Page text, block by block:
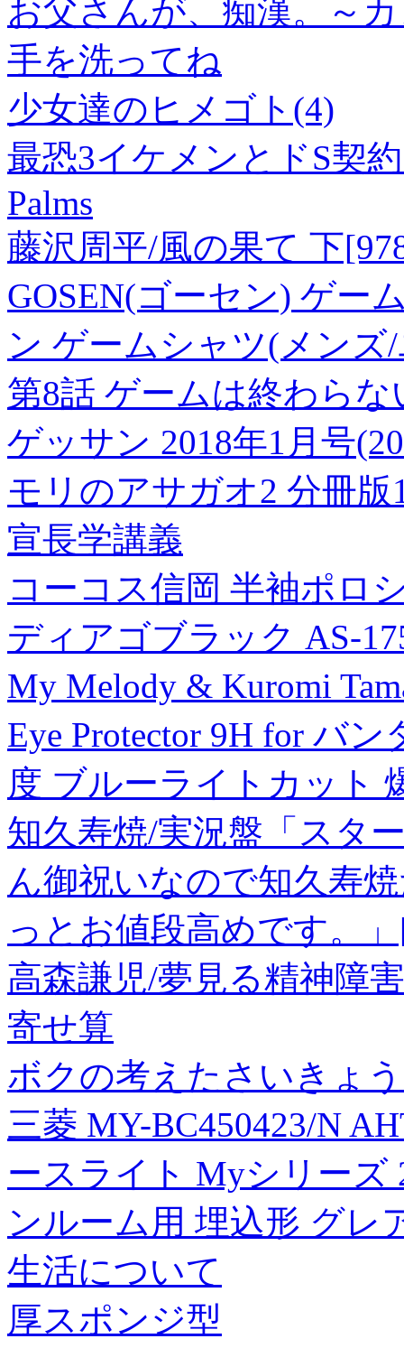
お父さんが、痴漢。～
手を洗ってね
少女達のヒメゴト(4)
最恐3イケメンとドS契
Palms
藤沢周平/風の果て 下
GOSEN(ゴーセン) ゲー
ン ゲームシャツ(メンズ
第8話 ゲームは終わらな
ゲッサン 2018年1月号
モリのアサガオ2 分冊版
宣長学講義
コーコス信岡 半袖ポロ
ディアゴブラック AS-
My Melody & Kuromi
Eye Protector 9H for バ
度 ブルーライトカット
知久寿焼/実況盤「スタ
ん御祝いなので知久寿
っとお値段高めです。
高森謙児/夢見る精神障
寄せ算
ボクの考えたさいきょ
三菱 MY-BC450423/N
ースライト Myシリーズ
ンルーム用 埋込形 グレ
生活について
厚スポンジ型